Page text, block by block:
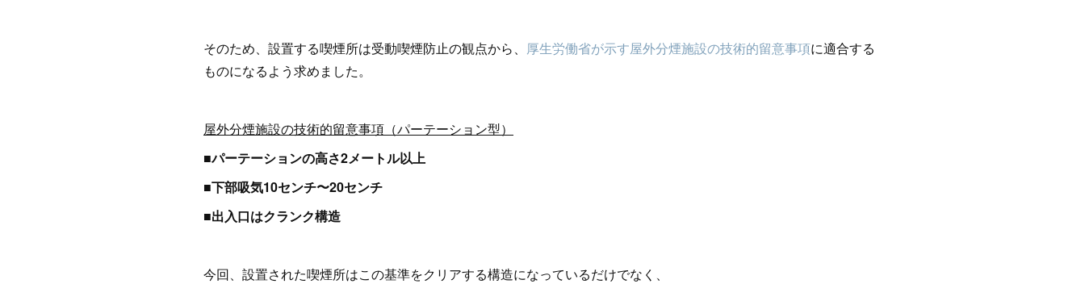
そのため、設置する喫煙所は受動喫煙防止の観点から、 厚生労働省が示す屋外分煙施設の技術的留意事項に適合する
ものになるよう求めました。
屋外分煙施設の技術的留意事項（パーテーション型）
■パーテーションの高さ2メートル以上
■下部吸気10センチ〜20センチ
■出入口はクランク構造
今回、設置された喫煙所はこの基準をクリアする構造になっているだけでなく、